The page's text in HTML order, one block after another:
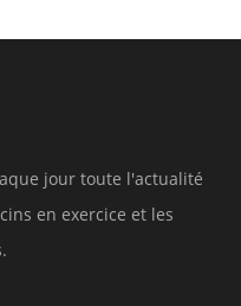
jour toute l'actualité
en exercice et les